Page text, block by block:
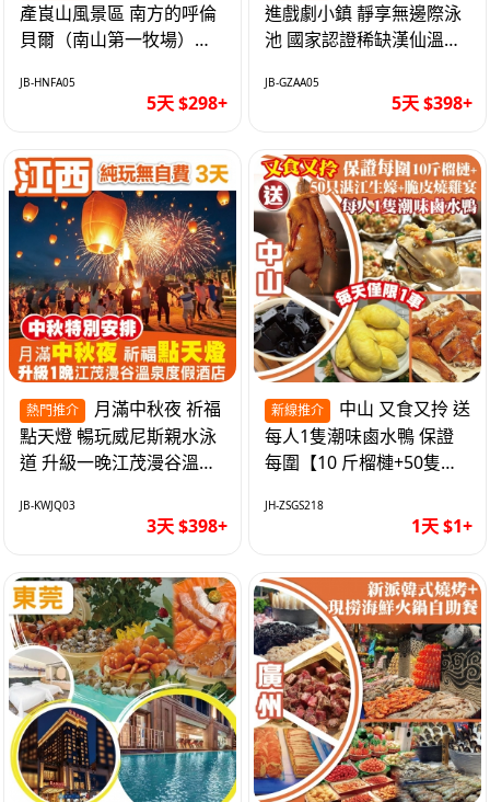
產崀山風景區 南方的呼倫
貝爾（南山第一牧場）夜
巴士5天
JB-HNFA05
5天 $298+
進戲劇小鎮 靜享無邊際泳
池 國家認證稀缺漢仙溫泉
天
JB-GZAA05
5天 $398+
熱門推介
點天燈 暢玩威尼斯親水泳
道 升級一晚江茂漫谷溫泉
純玩3天
JB-KWJQ03
3天 $398+
新線推介
每人1隻潮味鹵水鴨 保證
每圍【10 斤榴槤+50隻湛
1天
JH-ZSGS218
1天 $1+